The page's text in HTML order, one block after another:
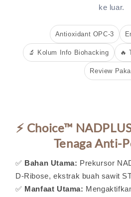
ke luar.
Antioxidant OPC-3
🔬 Kolum Info Biohacking 🔥
Review
⚡ Choice™
Tenaga Anti-
✅ Bahan Utama: Prekursor
D-Ribose, ekstrak buah sawit
✅ Manfaat Utama: